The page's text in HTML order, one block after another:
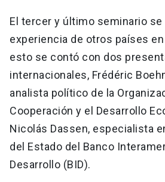
El tercer y último seminario
experiencia de otros países
esto se contó con dos
internacionales, Frédéric
analista político de la
Cooperación y el Desarrollo
Nicolás Dassen, especialista
del Estado del Banco
Desarrollo (BID).